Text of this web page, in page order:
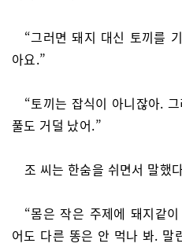
“그러면 돼지 대신 토끼를
아요.”
“토끼는 잡식이 아니잖아.
풀도 거덜 났어.”
조 씨는 한숨을 쉬면서 말했
“몸은 작은 주제에 돼지같
어도 다른 똥은 안 먹나 봐. 말